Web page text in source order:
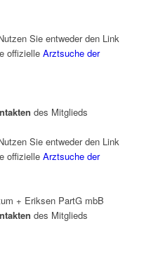
Sie entweder den Link
offizielle Arztsuche der
des Mitglieds
Sie entweder den Link
offizielle Arztsuche der
+ Eriksen PartG mbB
des Mitglieds